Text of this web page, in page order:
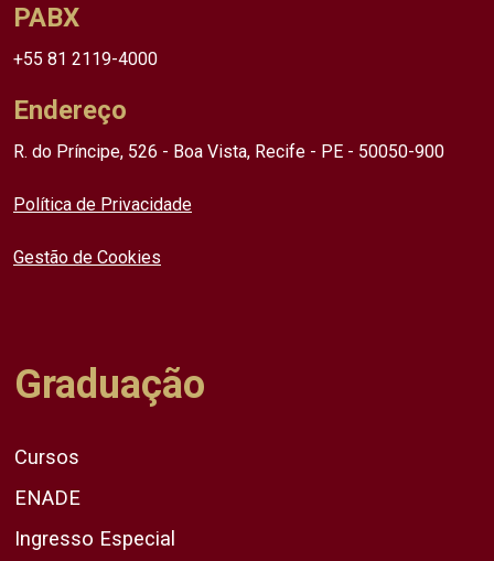
PABX
+55 81 2119-4000
Endereço
R. do Príncipe, 526 - Boa Vista, Recife - PE - 50050-900
Política de Privacidade
Gestão de Cookies
Graduação
Cursos
ENADE
Ingresso Especial